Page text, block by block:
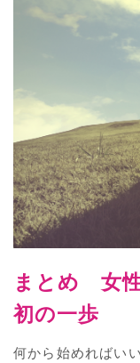
まとめ 女
初の一歩
何から始めればい